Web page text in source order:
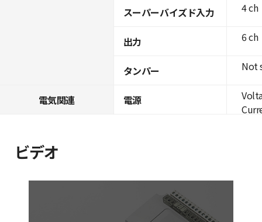
スーパーバイズド入力
出力
タンパー
電気関連 電源
4 ch
6 ch
Not
ビデオ